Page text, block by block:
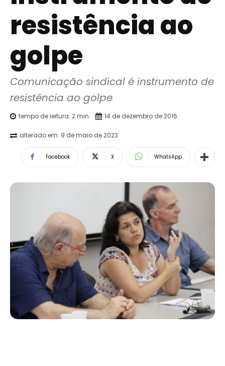
resistência ao
golpe
Comunicação sindical é instrumento de
resistência ao golpe
tempo de leitura: 2min. 14 de dezembro de 2016
alterado em: 9 de maio de 2023
Facebook X WhatsApp